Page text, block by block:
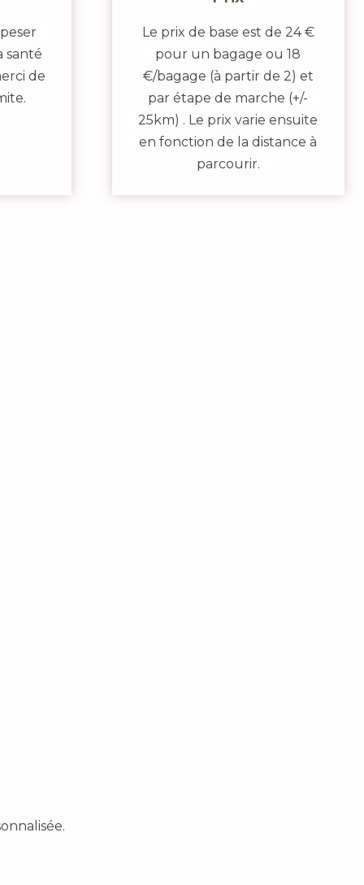
santé
de
Le prix de base est de 24 €
pour un bagage ou 18
€/bagage (à partir de 2) et
par étape de marche (+/-
25km) . Le prix varie ensuite
en fonction de la distance à
parcourir.